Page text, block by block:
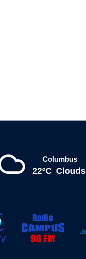
Columbus
22°C Clouds